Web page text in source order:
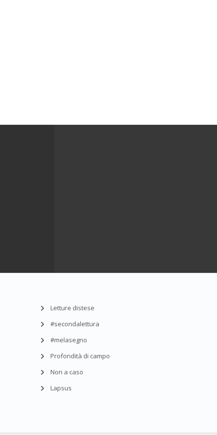
Letture distese
#secondalettura
#melasegno
Profondità di campo
Non a caso
Lapsus